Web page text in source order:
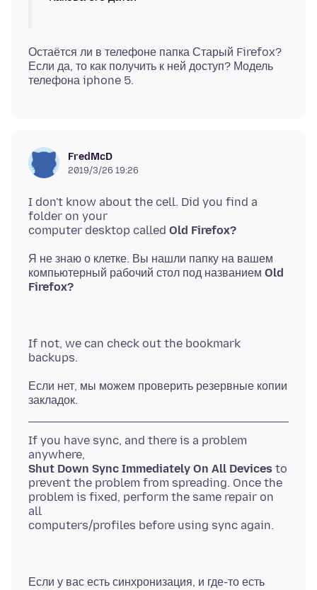
Остаётся ли в телефоне папка Старый Firefox?
Если да, то как получить к ней доступ? Модель
FredMcD
2019/3/26 19:26
I don't know about the cell. Did you find a
folder on your
computer desktop called Old Firefox?
Я не знаю о клетке. Вы нашли папку на вашем
компьютерный рабочий стол под названием Old
Firefox?
If not, we can check out the bookmark
Если нет, мы можем проверить резервные копии
If you have sync, and there is a problem
Shut Down Sync Immediately On All Devices to
prevent the problem from spreading. Once the
problem is fixed, perform the same repair on
all
Если у вас есть синхронизация, и где-то есть